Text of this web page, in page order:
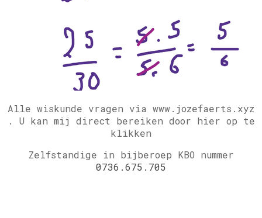
Alle wiskunde vragen via www.jozefaerts.xyz
. U kan mij direct bereiken door hier op te
klikken
Zelfstandige in bijberoep KBO nummer
0736.675.705